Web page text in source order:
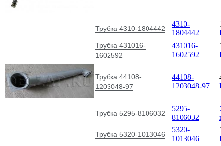
Трубка 4310-1804442
4310-
1804442
Трубка 431016-
1602592
431016-
1602592
Трубка 44108-
1203048-97
44108-
1203048-97
Трубка 5295-8106032
5295-
8106032
Трубка 5320-1013046
5320-
1013046